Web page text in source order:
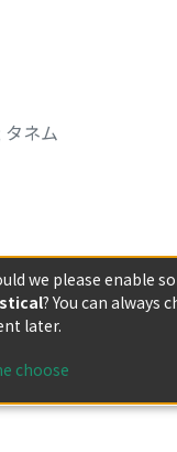
タネム
we please enable
? You can always
later.
choose